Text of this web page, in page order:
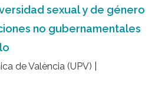
sexual y de género
no gubernamentales
de València (UPV) |